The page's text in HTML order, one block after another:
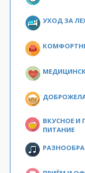
УХОД ЗА
ВКУСНОЕ И
ПИТАНИЕ